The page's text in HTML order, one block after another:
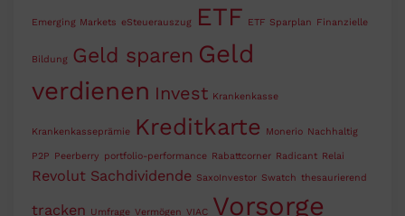
Emerging Markets eSteuerauszug ETF ETF Sparplan Finanzielle
Bildung Geld sparen Geld
verdienen Invest Krankenkasse
Krankenkasseprämie Kreditkarte Monerio Nachhaltig
P2P Peerberry portfolio-performance Rabattcorner Radicant Relai
Revolut Sachdividende SaxoInvestor Swatch thesaurierend
tracken Umfrage Vermögen VIAC Vorsorge